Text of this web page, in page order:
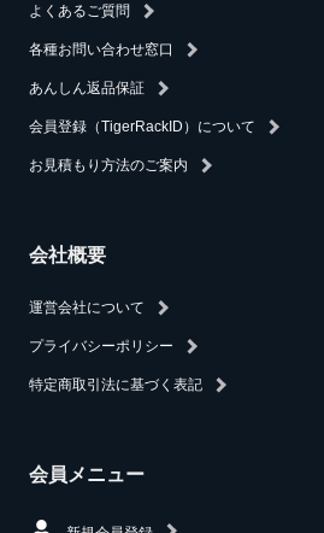
よくあるご質問
各種お問い合わせ窓口
あんしん返品保証
会員登録（TigerRackID）について
お見積もり方法のご案内
会社概要
運営会社について
プライバシーポリシー
特定商取引法に基づく表記
会員メニュー